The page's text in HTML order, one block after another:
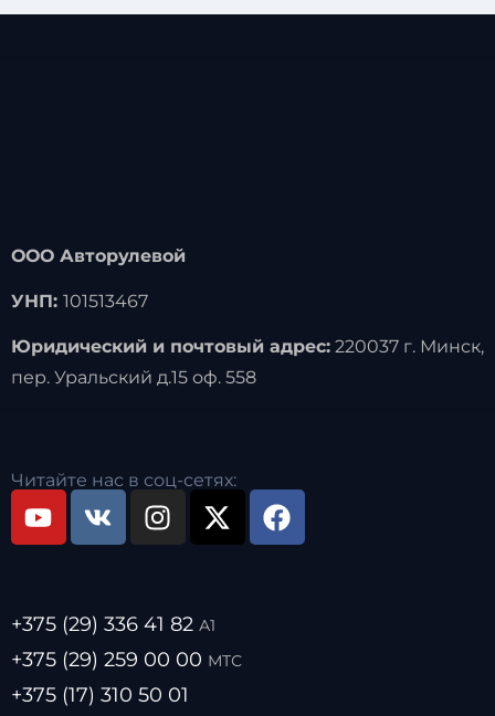
ООО Авторулевой
УНП: 101513467
Юридический и почтовый адрес:220037 г. Минск,
пер. Уральский д.15 оф. 558
Читайте нас в соц-сетях:
+375 (29) 336 41 82 А1
+375 (29) 259 00 00 МТС
+375 (17) 310 50 01